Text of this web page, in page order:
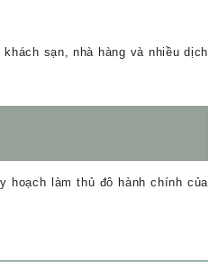
sạn, nhà hàng và nhiều dịch
hoạch làm thủ đô hành chính của